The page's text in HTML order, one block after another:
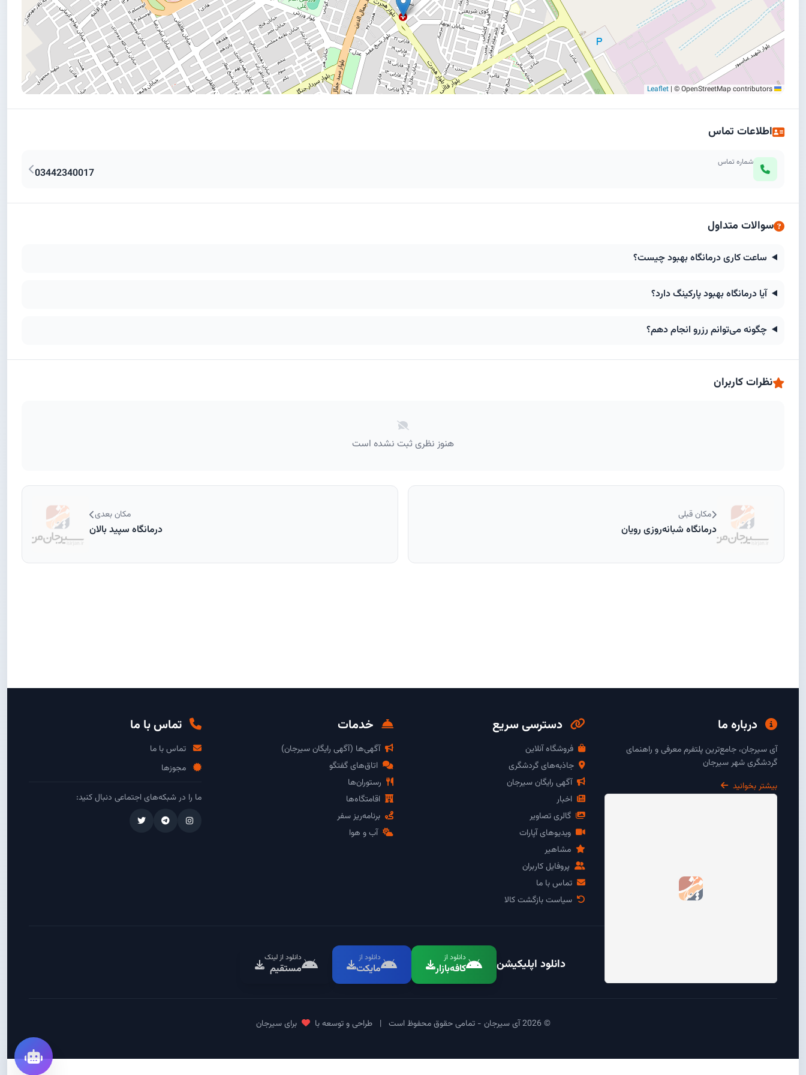
| © OpenStreetMap contributors
اطلاعات تماس
شماره تماس
03442340017
سوالات متداول
ساعت کاری درمانگاه بهبود چیست؟
آیا درمانگاه بهبود پارکینگ دارد؟
چگونه می‌توانم رزرو انجام دهم؟
نظرات کاربران
هنوز نظری ثبت نشده است
مکان قبلی
درمانگاه شبانه‌روزی رویان
مکان بعدی
درمانگاه سپید بالان
درباره ما
آی سیرجان، جامع‌ترین پلتفرم معرفی و راهنمای
گردشگری شهر سیرجان
بیشتر بخوانید
دسترسی سریع
فروشگاه آنلاین
جاذبه‌های گردشگری
آگهی رایگان سیرجان
اخبار
گالری تصاویر
ویدیوهای آپارات
مشاهیر
پروفایل کاربران
تماس با ما
سیاست بازگشت کالا
خدمات
آگهی‌ها (آگهی رایگان سیرجان)
اتاق‌های گفتگو
رستوران‌ها
اقامتگاه‌ها
برنامه‌ریز سفر
آب و هوا
تماس با ما
تماس با ما
مجوزها
ما را در شبکه‌های اجتماعی دنبال کنید:
دانلود اپلیکیشن دانلود از
کافه‌بازار
دانلود از
مایکت
دانلود از لینک
مستقیم
© 2026 آی سیرجان - تمامی حقوق محفوظ است | طراحی و توسعه با برای سیرجان